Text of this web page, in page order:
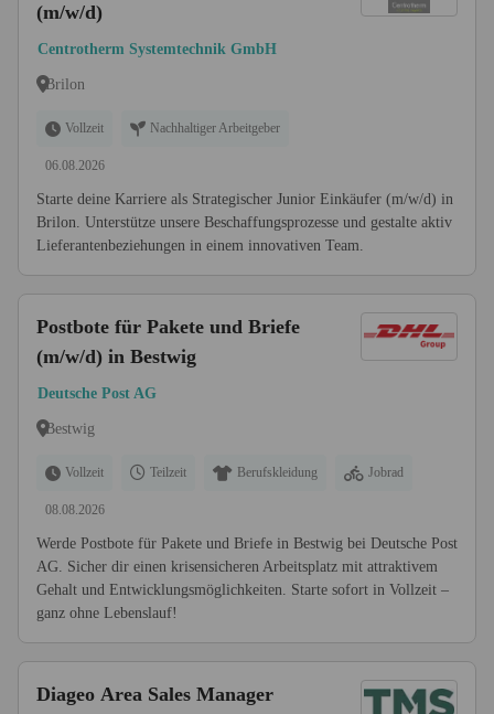
(m/w/d)
Centrotherm Systemtechnik GmbH
Brilon
Vollzeit Nachhaltiger Arbeitgeber
06.08.2026
Starte deine Karriere als Strategischer Junior Einkäufer (m/w/d) in
Brilon. Unterstütze unsere Beschaffungsprozesse und gestalte aktiv
Lieferantenbeziehungen in einem innovativen Team.
Postbote für Pakete und Briefe
(m/w/d) in Bestwig
Deutsche Post AG
Bestwig
Vollzeit Teilzeit Berufskleidung Jobrad
08.08.2026
Werde Postbote für Pakete und Briefe in Bestwig bei Deutsche Post
AG. Sicher dir einen krisensicheren Arbeitsplatz mit attraktivem
Gehalt und Entwicklungsmöglichkeiten. Starte sofort in Vollzeit –
ganz ohne Lebenslauf!
Diageo Area Sales Manager